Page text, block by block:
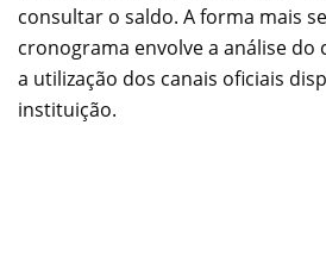
consultar o saldo. A forma mais
cronograma envolve a análise do
a utilização dos canais oficiais
instituição.